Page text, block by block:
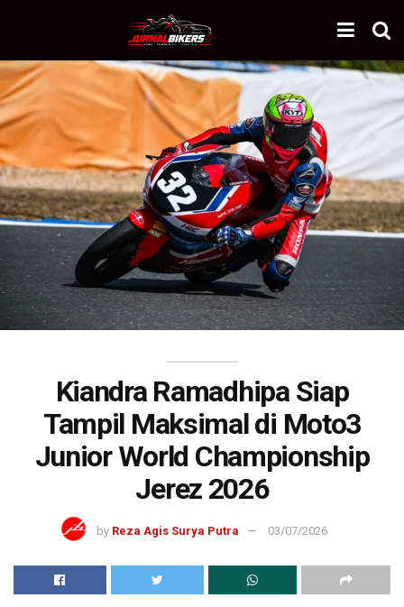
Kiandra Ramadhipa Siap
Tampil Maksimal di Moto3
Junior World Championship
Jerez 2026
by Reza Agis Surya Putra 03/07/2026